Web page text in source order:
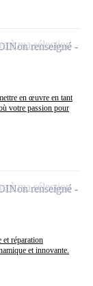
en œuvre en tant
votre passion pour
Non renseigné
à ma sélection
et réparation
et innovante.
Non renseigné
à ma sélection